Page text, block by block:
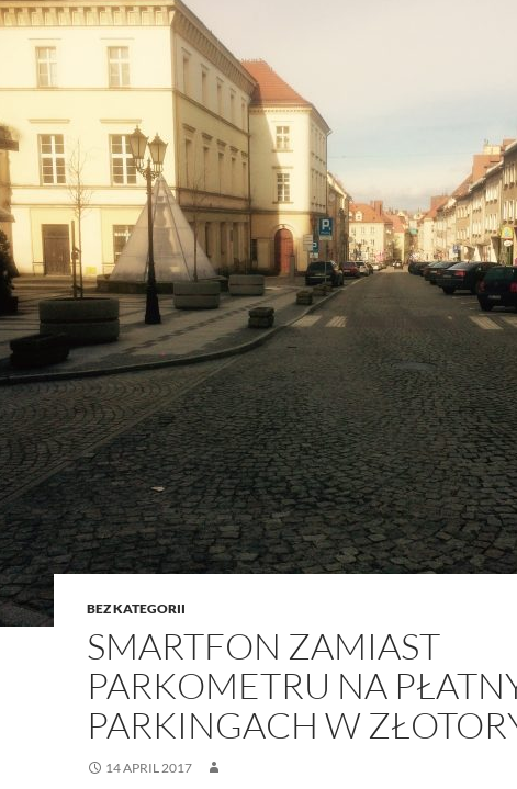
BEZ KATEGORII
SMARTFON ZAMIAST
PARKOMETRU NA
PARKINGACH W
14 APRIL 2017